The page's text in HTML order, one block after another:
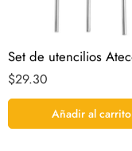
$29.30
Añadir al carrito